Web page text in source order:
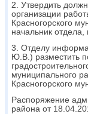
2. Утвердить
организации
Красногорского
начальник
3. Отделу
Ю.В.) разместить
муниципального
Красногорского
Распоряжение
района от